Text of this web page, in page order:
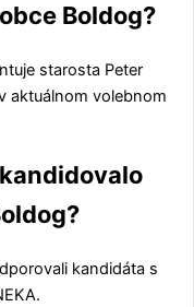
Boldog?
starosta Peter
aktuálnom volebnom
kandidáta s
.